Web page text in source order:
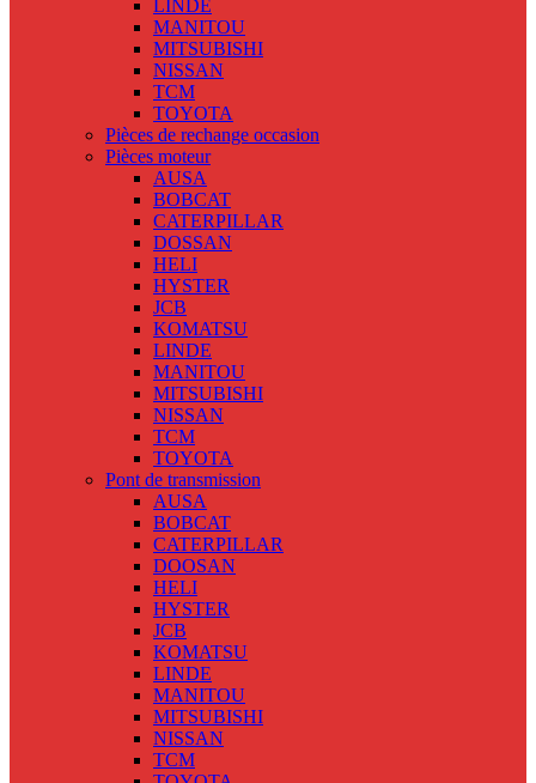
LINDE
MANITOU
MITSUBISHI
NISSAN
TCM
TOYOTA
Pièces de rechange occasion
Pièces moteur
AUSA
BOBCAT
CATERPILLAR
DOSSAN
HELI
HYSTER
JCB
KOMATSU
LINDE
MANITOU
MITSUBISHI
NISSAN
TCM
TOYOTA
Pont de transmission
AUSA
BOBCAT
CATERPILLAR
DOOSAN
HELI
HYSTER
JCB
KOMATSU
LINDE
MANITOU
MITSUBISHI
NISSAN
TCM